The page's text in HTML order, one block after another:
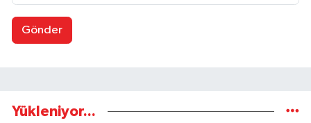
Gönder
Yükleniyor...